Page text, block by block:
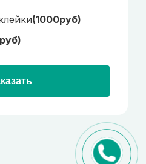
(1000руб)